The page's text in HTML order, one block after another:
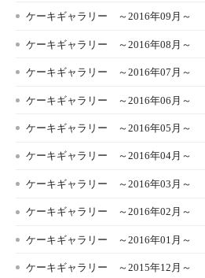
ケーキギャラリー ～2016年09月～
ケーキギャラリー ～2016年08月～
ケーキギャラリー ～2016年07月～
ケーキギャラリー ～2016年06月～
ケーキギャラリー ～2016年05月～
ケーキギャラリー ～2016年04月～
ケーキギャラリー ～2016年03月～
ケーキギャラリー ～2016年02月～
ケーキギャラリー ～2016年01月～
ケーキギャラリー ～2015年12月～